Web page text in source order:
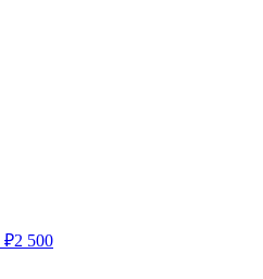
₽2 500